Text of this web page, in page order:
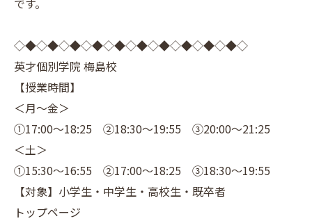
です。
◇◆◇◆◇◆◇◆◇◆◇◆◇◆◇◆◇◆◇◆◇
英才個別学院 梅島校
【授業時間】
＜月～金＞
①17:00～18:25 ②18:30～19:55 ③20:00～21:25
＜土＞
①15:30～16:55 ②17:00～18:25 ③18:30～19:55
【対象】小学生・中学生・高校生・既卒者
トップページ